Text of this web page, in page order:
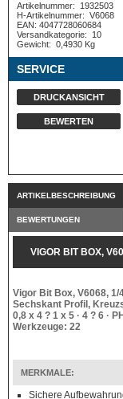
Artikelnummer:
1932503
H-Artikelnummer: V6068
EAN: 4047728060684
Versandkategorie:
10
Gewicht: 0,4930 Kg
SERVICE
DRUCKANSICHT
BEWERTEN
ARTIKELBESCHREIBUNG
BEWERTUNGEN
VIGOR BIT BOX,
POZIDRIV PROFIL
Vigor Bit Box, V6068,
Sechskant Profil,
0,8 x 4 ? 1 x 5 · 4 ? 6 ·
Werkzeuge: 22
MERKMALE:
Sichere